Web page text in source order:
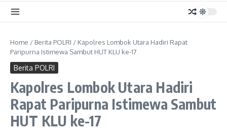
Home / Berita POLRI / Kapolres Lombok Utara Hadiri Rapat
Paripurna Istimewa Sambut HUT KLU ke-17
Berita POLRI
Kapolres Lombok Utara Hadiri
Rapat Paripurna Istimewa Sambut
HUT KLU ke-17